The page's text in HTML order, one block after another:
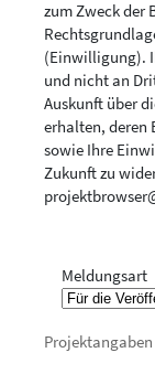
zum Zweck der
(Einwilligung).
und nicht an
Auskunft über
erhalten, deren
sowie Ihre
Zukunft zu
Meldungsart
Projektangaben